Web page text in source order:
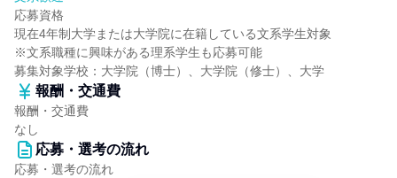
応募資格
現在4年制大学または大学院に在籍している文系学生対象
※文系職種に興味がある理系学生も応募可能
募集対象学校：大学院（博士）、大学院（修士）、大学
報酬・交通費
報酬・交通費
なし
応募・選考の流れ
応募・選考の流れ